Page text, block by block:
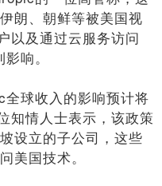
朗、朝鲜等被美国视
以及通过云服务访问
响。
球收入的影响预计将
知情人士表示，该政策
设立的子公司，这些
美国技术。